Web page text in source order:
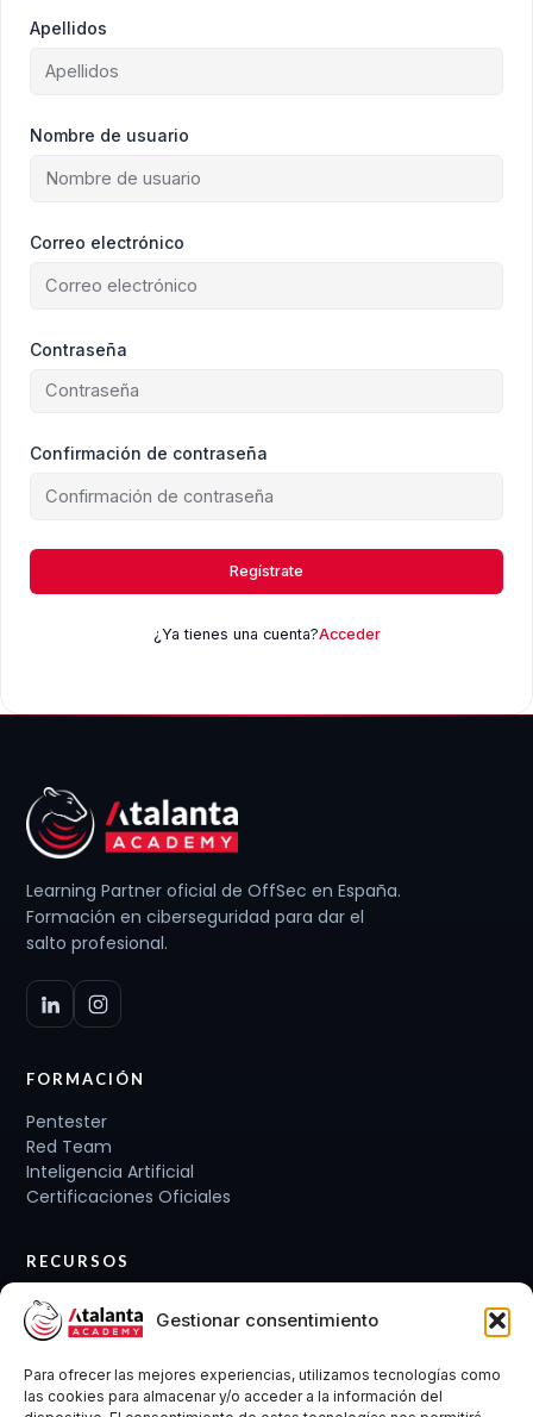
Gestionar consentimiento
Para ofrecer las mejores experiencias, utilizamos tecnologías como
las cookies para almacenar y/o acceder a la información del
Apellidos
Nombre de usuario
Correo electrónico
Contraseña
Confirmación de contraseña
Regístrate
¿Ya tienes una cuenta?Acceder
Learning Partner oficial de OffSec en España.
Formación en ciberseguridad para dar el
salto profesional.
FORMACIÓN
Pentester
Red Team
Inteligencia Artificial
Certificaciones Oficiales
RECURSOS
Planes de carrera
Cursos y Packs
Conócenos